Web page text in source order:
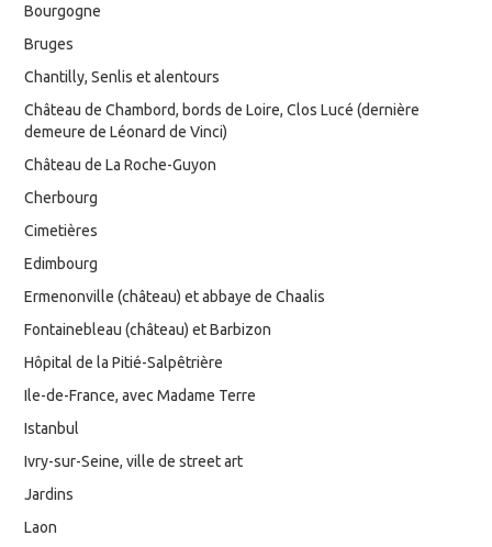
Bourgogne
Bruges
Chantilly, Senlis et alentours
Château de Chambord, bords de Loire, Clos Lucé (dernière
demeure de Léonard de Vinci)
Château de La Roche-Guyon
Cherbourg
Cimetières
Edimbourg
Ermenonville (château) et abbaye de Chaalis
Fontainebleau (château) et Barbizon
Hôpital de la Pitié-Salpêtrière
Ile-de-France, avec Madame Terre
Istanbul
Ivry-sur-Seine, ville de street art
Jardins
Laon